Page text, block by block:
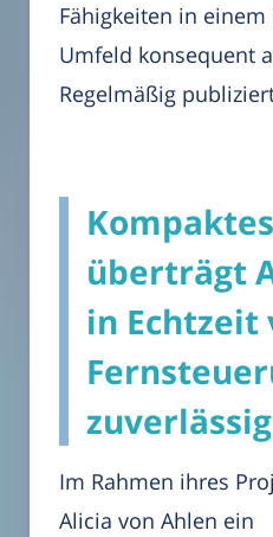
Fähigkeiten in
Umfeld konsequent
Regelmäßig
überträgt
in Echtzeit
zuverlässig
Im Rahmen ihres
Alicia von Ahlen ein